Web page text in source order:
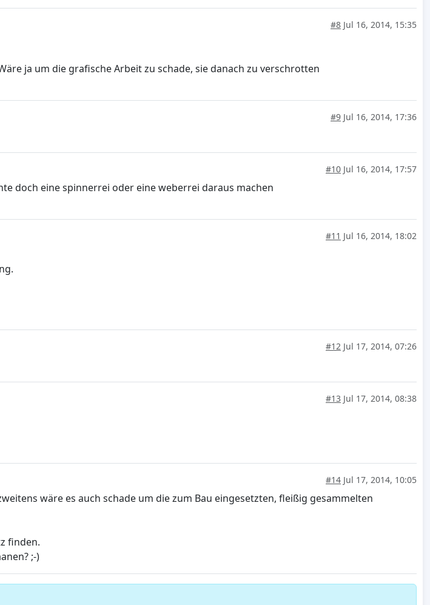
#8 Jul 16, 2014, 15:35
ja um die grafische Arbeit zu schade, sie danach zu verschrotten
#9 Jul 16, 2014, 17:36
#10 Jul 16, 2014, 17:57
doch eine spinnerrei oder eine weberrei daraus machen
#11 Jul 16, 2014, 18:02
#12 Jul 17, 2014, 07:26
#13 Jul 17, 2014, 08:38
#14 Jul 17, 2014, 10:05
wäre es auch schade um die zum Bau eingesetzten, fleißig gesammelten
finden.
;-)